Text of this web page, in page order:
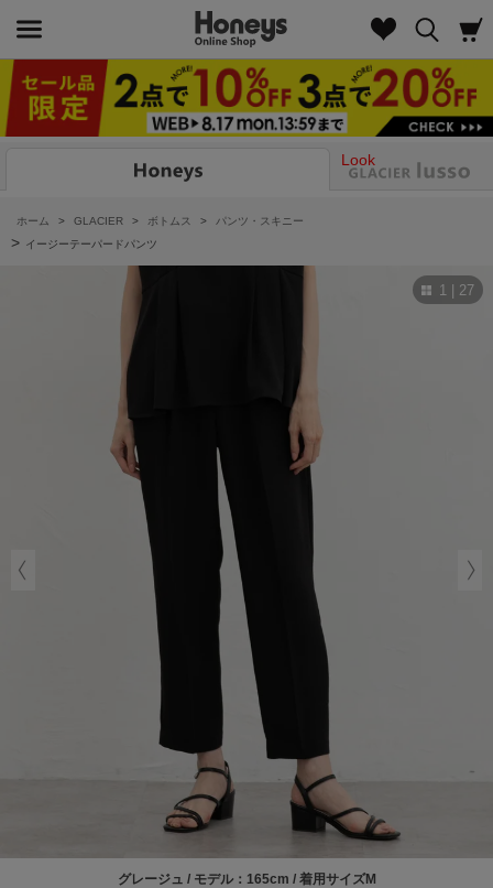
Look
ホーム > GLACIER > ボトムス > パンツ・スキニー
> イージーテーパードパンツ
1 | 27
グレージュ / モデル：165cm / 着用サイズM